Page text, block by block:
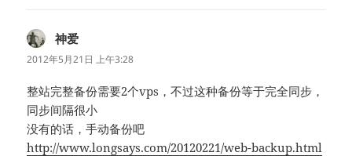
神爱
道：
2012年5月21日 上午3:28
整站完整备份需要2个vps，不过这种备份等于完全同步，
同步间隔很小
没有的话，手动备份吧
http://www.longsays.com/20120221/web-backup.html